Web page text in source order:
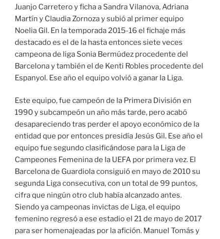
Juanjo Carretero y ficha a Sandra Vilanova, Adriana
Martín y Claudia Zornoza y subió al primer equipo
Noelia Gil. En la temporada 2015-16 el fichaje más
destacado es el de la hasta entonces siete veces
campeona de liga Sonia Bermúdez procedente del
Barcelona y también el de Kenti Robles procedente del
Espanyol. Ese año el equipo volvió a ganar la Liga.
Este equipo, fue campeón de la Primera División en
1990 y subcampeón un año más tarde, pero acabó
desapareciendo tras perder el apoyo económico de la
entidad que por entonces presidía Jesús Gil. Ese año el
equipo fue segundo clasificándose para la Liga de
Campeones Femenina de la UEFA por primera vez. El
Barcelona de Guardiola consiguió en mayo de 2010 su
segunda Liga consecutiva, con un total de 99 puntos,
cifra que ningún otro club había alcanzado antes.
Siendo ya campeonas invictas de Liga, el equipo
femenino regresó a ese estadio el 21 de mayo de 2017
para ser homenajeadas por la afición. Manuel Tomás y